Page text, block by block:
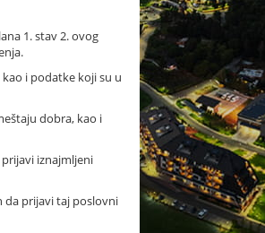
1. stav 2. ovog
i podatke koji su u
dobra, kao i
iznajmljeni
da prijavi taj poslovni